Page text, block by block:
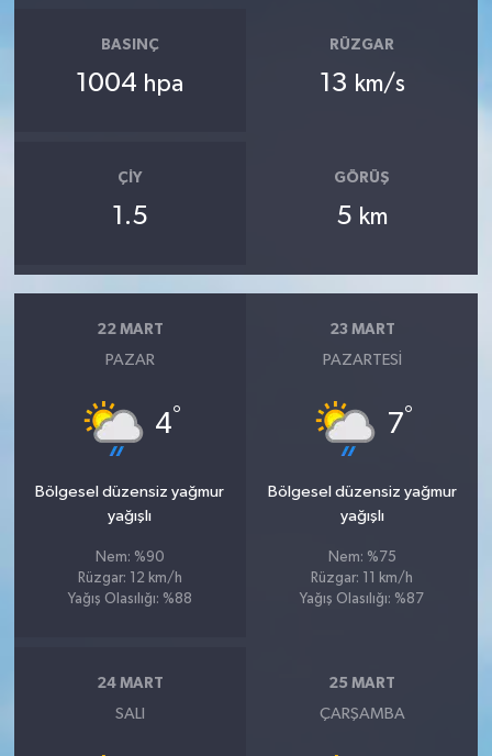
BASINÇ
1004 hpa
RÜZGAR
13 km/s
ÇIY
1.5
GÖRÜŞ
5 km
22 MART
PAZAR
4°
Bölgesel düzensiz yağmur
yağışlı
Nem: %90
Rüzgar: 12 km/h
Yağış Olasılığı: %88
23 MART
PAZARTESI
7°
Bölgesel düzensiz yağmur
yağışlı
Nem: %75
Rüzgar: 11 km/h
Yağış Olasılığı: %87
24 MART
SALI
25 MART
ÇARŞAMBA